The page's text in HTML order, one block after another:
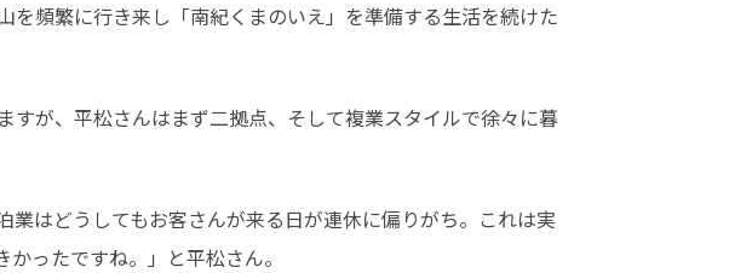
頻繁に行き来し「南紀くまのいえ」を準備する生活を続けた
が、平松さんはまず二拠点、そして複業スタイルで徐々に暮
はどうしてもお客さんが来る日が連休に偏りがち。これは実
ったですね。」と平松さん。